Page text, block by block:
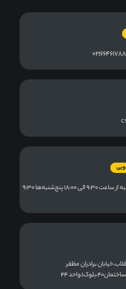
شنبه تا چهارشنبه از ساعت ۹:۳۰ الی ۱۸:۰۰ پنج‌شنبه‌ها ۹:۳۰
برادران مظفر